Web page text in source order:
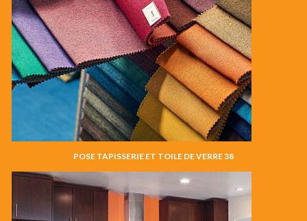
POSE TAPISSERIE ET TOILE DE VERRE 38